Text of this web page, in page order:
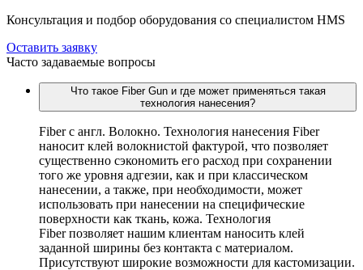
Консультация и подбор оборудования со специалистом HMS
Оставить заявку
Часто задаваемые вопросы
Что такое Fiber Gun и где может применяться такая
технология нанесения?
Fiber c англ. Волокно. Технология нанесения Fiber
наносит клей волокнистой фактурой, что позволяет
существенно сэкономить его расход при сохранении
того же уровня адгезии, как и при классическом
нанесении, а также, при необходимости, может
использовать при нанесении на специфические
поверхности как ткань, кожа. Технология
Fiber позволяет нашим клиентам наносить клей
заданной ширины без контакта с материалом.
Присутствуют широкие возможности для кастомизации.